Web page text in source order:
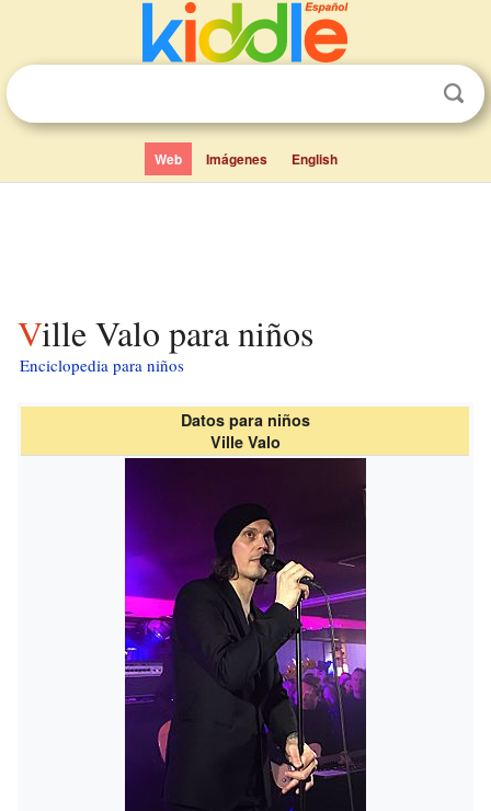
Web Imágenes English
Ville Valo para niños
Enciclopedia para niños
Datos para niños
Ville Valo